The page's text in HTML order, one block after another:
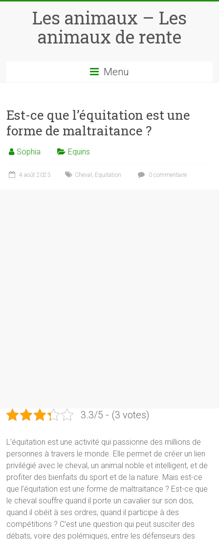
Les animaux – Les
animaux de rente
Menu
Est-ce que l’équitation est une
forme de maltraitance ?
Sophia Equins
4 août 2023 Cheval , Equitation 0 commentaire
3.3/5 - (3 votes)
L’équitation est une activité qui passionne des millions de
personnes à travers le monde. Elle permet de créer un lien
privilégié avec le cheval, un animal noble et intelligent, et de
profiter des bienfaits du sport et de la nature. Mais est-ce
que l’équitation est une forme de maltraitance ? Est-ce que
le cheval souffre quand il porte un cavalier sur son dos,
quand il obéit à ses ordres, quand il participe à des
compétitions ? C’est une question qui peut susciter des
débats, voire des polémiques, entre les défenseurs des